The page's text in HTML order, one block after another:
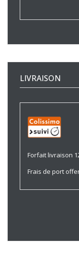
LIVRAISON
Forfait livraison
Frais de port